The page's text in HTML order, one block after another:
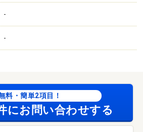
-
-
料・簡単2項目！
にお問い合わせする